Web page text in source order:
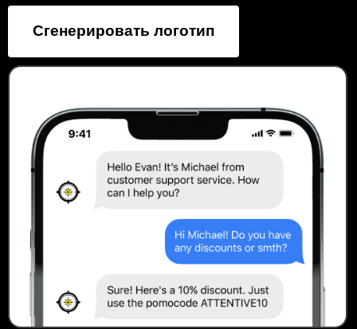
Сгенерировать логотип